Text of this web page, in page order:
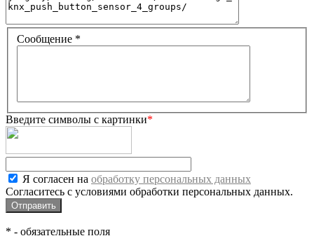
Сообщение *
Введите символы с картинки*
Я согласен на обработку персональных данных
Согласитесь с условиями обработки персональных данных.
* - обязательные поля